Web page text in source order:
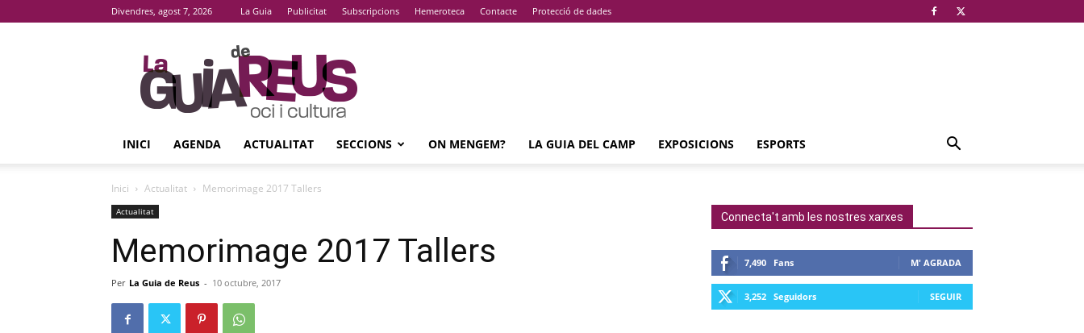
Divendres, agost 7, 2026 La Guia Publicitat Subscripcions Hemeroteca Contacte Protecció de dades
La
Guia
De
Reus
INICI AGENDA ACTUALITAT SECCIONS ON MENGEM? LA GUIA DEL CAMP EXPOSICIONS ESPORTS
Inici Actualitat Memorimage 2017 Tallers
Actualitat
Memorimage 2017 Tallers
Per La Guia de Reus - 10 octubre, 2017
Connecta't amb les nostres xarxes
7,490 Fans M' AGRADA
3,252 Seguidors SEGUIR